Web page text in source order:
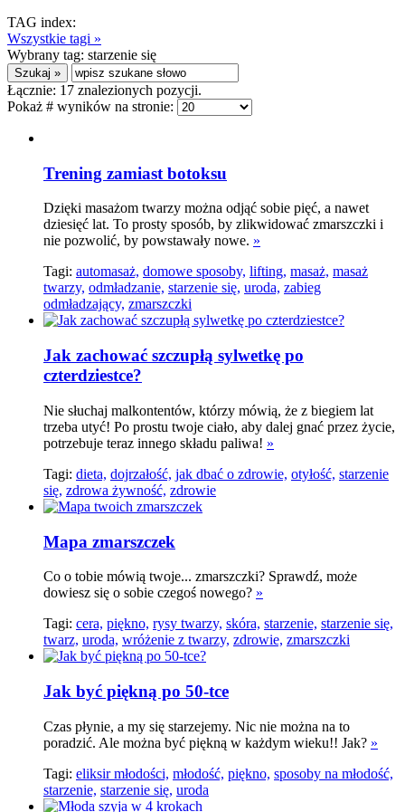
TAG index:
Wszystkie tagi »
Wybrany tag: starzenie się
Łącznie: 17 znalezionych pozycji.
Pokaż # wyników na stronie:
Trening zamiast botoksu
Dzięki masażom twarzy można odjąć sobie pięć, a nawet
dziesięć lat. To prosty sposób, by zlikwidować zmarszczki i
nie pozwolić, by powstawały nowe. »
Tagi: automasaż, domowe sposoby, lifting, masaż, masaż
twarzy, odmładzanie, starzenie się, uroda, zabieg
odmładzający, zmarszczki
Jak zachować szczupłą sylwetkę po
czterdziestce?
Nie słuchaj malkontentów, którzy mówią, że z biegiem lat
trzeba utyć! Po prostu twoje ciało, aby dalej gnać przez życie,
potrzebuje teraz innego składu paliwa! »
Tagi: dieta, dojrzałość, jak dbać o zdrowie, otyłość, starzenie
się, zdrowa żywność, zdrowie
Mapa zmarszczek
Co o tobie mówią twoje... zmarszczki? Sprawdź, może
dowiesz się o sobie czegoś nowego? »
Tagi: cera, piękno, rysy twarzy, skóra, starzenie, starzenie się,
twarz, uroda, wróżenie z twarzy, zdrowie, zmarszczki
Jak być piękną po 50-tce
Czas płynie, a my się starzejemy. Nic nie można na to
poradzić. Ale można być piękną w każdym wieku!! Jak? »
Tagi: eliksir młodości, młodość, piękno, sposoby na młodość,
starzenie, starzenie się, uroda